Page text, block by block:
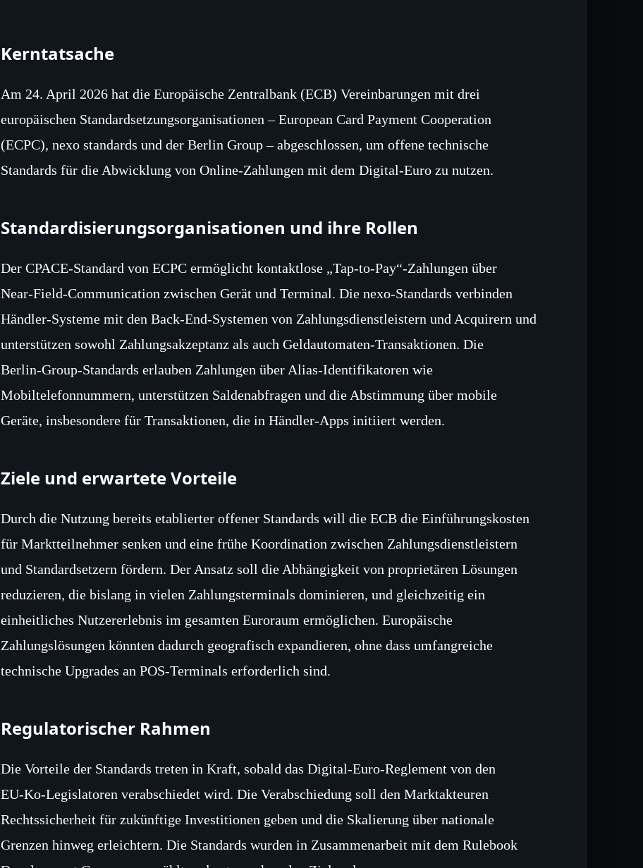
Kerntatsache
Am 24. April 2026 hat die Europäische Zentralbank (ECB) Vereinbarungen mit drei
europäischen Standardsetzungsorganisationen – European Card Payment Cooperation
(ECPC), nexo standards und der Berlin Group – abgeschlossen, um offene technische
Standards für die Abwicklung von Online‑Zahlungen mit dem Digital‑Euro zu nutzen.
Standardisierungsorganisationen und ihre Rollen
Der CPACE‑Standard von ECPC ermöglicht kontaktlose „Tap‑to‑Pay“‑Zahlungen über
Near‑Field‑Communication zwischen Gerät und Terminal. Die nexo‑Standards verbinden
Händler‑Systeme mit den Back‑End‑Systemen von Zahlungsdienstleistern und Acquirern und
unterstützen sowohl Zahlungsakzeptanz als auch Geldautomaten‑Transaktionen. Die
Berlin‑Group‑Standards erlauben Zahlungen über Alias‑Identifikatoren wie
Mobiltelefonnummern, unterstützen Saldenabfragen und die Abstimmung über mobile
Geräte, insbesondere für Transaktionen, die in Händler‑Apps initiiert werden.
Ziele und erwartete Vorteile
Durch die Nutzung bereits etablierter offener Standards will die ECB die Einführungskosten
für Marktteilnehmer senken und eine frühe Koordination zwischen Zahlungsdienstleistern
und Standardsetzern fördern. Der Ansatz soll die Abhängigkeit von proprietären Lösungen
reduzieren, die bislang in vielen Zahlungsterminals dominieren, und gleichzeitig ein
einheitliches Nutzererlebnis im gesamten Euroraum ermöglichen. Europäische
Zahlungslösungen könnten dadurch geografisch expandieren, ohne dass umfangreiche
technische Upgrades an POS‑Terminals erforderlich sind.
Regulatorischer Rahmen
Die Vorteile der Standards treten in Kraft, sobald das Digital‑Euro‑Reglement von den
EU‑Ko‑Legislatoren verabschiedet wird. Die Verabschiedung soll den Marktakteuren
Rechtssicherheit für zukünftige Investitionen geben und die Skalierung über nationale
Grenzen hinweg erleichtern. Die Standards wurden in Zusammenarbeit mit dem Rulebook